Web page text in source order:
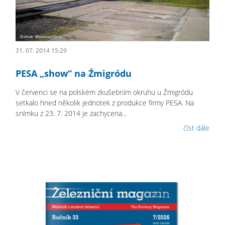
31. 07. 2014 15:29
PESA „show“ na Źmigródu
V červenci se na polském zkušebním okruhu u Źmigródu
setkalo hned několik jednotek z produkce firmy PESA. Na
snímku z 23. 7. 2014 je zachycena...
číst dále